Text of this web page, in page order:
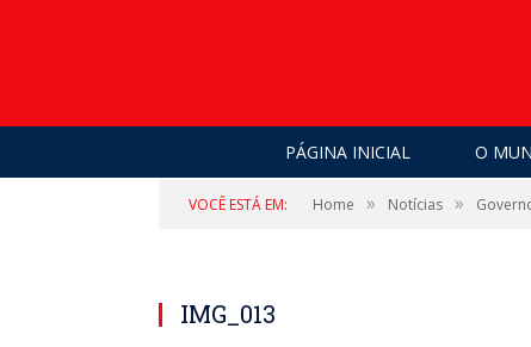
PÁGINA INICIAL O
VOCÊ ESTÁ EM: Home » Notícias »
IMG_013